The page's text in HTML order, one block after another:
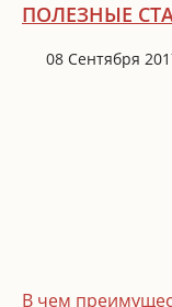
ПОЛЕЗНЫЕ
08 Сентября
В чем